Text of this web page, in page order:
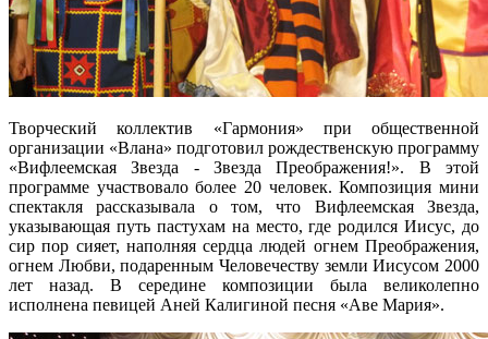
Творческий коллектив «Гармония» при общественной
организации «Влана» подготовил рождественскую программу
«Вифлеемская Звезда - Звезда Преображения!». В этой
программе участвовало более 20 человек. Композиция мини
спектакля рассказывала о том, что Вифлеемская Звезда,
указывающая путь пастухам на место, где родился Иисус, до
сир пор сияет, наполняя сердца людей огнем Преображения,
огнем Любви, подаренным Человечеству земли Иисусом 2000
лет назад. В середине композиции была великолепно
исполнена певицей Аней Калигиной песня «Аве Мария».